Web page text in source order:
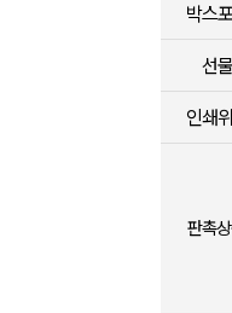
박스
선
인쇄
판촉